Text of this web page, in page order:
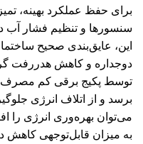
برای حفظ عملکرد بهینه،
سنسورها و تنظیم فشار
این، عایق‌بندی صحیح
دوجداره و کاهش هدررفت
توسط پکیج برقی کم مصرف
برسد و از اتلاف انرژی
می‌توان بهره‌وری انرژی را
به میزان قابل‌توجهی کاهش